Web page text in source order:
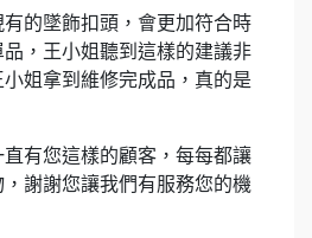
的墜飾扣頭，會更加符合時
，王小姐聽到這樣的建議非
姐拿到維修完成品，真的是
有您這樣的顧客，每每都讓
謝謝您讓我們有服務您的機